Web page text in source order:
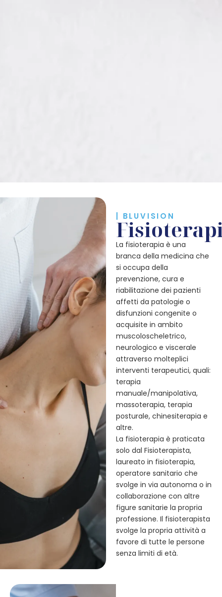
| BLUVISION
La fisioterapia è una
branca della medicina che
si occupa della
prevenzione, cura e
riabilitazione dei pazienti
affetti da patologie o
disfunzioni congenite o
acquisite in ambito
muscoloscheletrico,
neurologico e viscerale
attraverso molteplici
interventi terapeutici, quali:
terapia
manuale/manipolativa,
massoterapia, terapia
posturale, chinesiterapia e
altre.
La fisioterapia è praticata
solo dal Fisioterapista,
laureato in fisioterapia,
operatore sanitario che
svolge in via autonoma o in
collaborazione con altre
figure sanitarie la propria
professione. Il fisioterapista
svolge la propria attività a
favore di tutte le persone
senza limiti di età.